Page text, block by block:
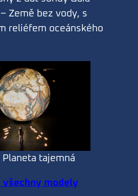
Země bez vody, s
reliéfem oceánského
tajemná
všechny modely